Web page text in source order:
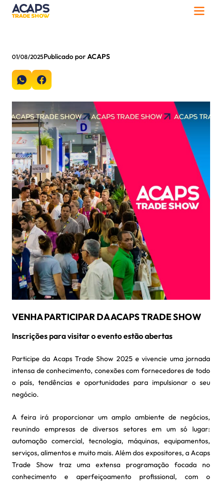
01/08/2025Publicado porACAPS
VENHA PARTICIPAR DA ACAPS TRADE SHOW
Inscrições para visitar o evento estão abertas
Participe da Acaps Trade Show 2025 e vivencie uma jornada
intensa de conhecimento, conexões com fornecedores de todo
o país, tendências e oportunidades para impulsionar o seu
negócio.
A feira irá proporcionar um amplo ambiente de negócios,
reunindo empresas de diversos setores em um só lugar:
automação comercial, tecnologia, máquinas, equipamentos,
serviços, alimentos e muito mais. Além dos expositores, a Acaps
Trade Show traz uma extensa programação focada no
conhecimento e aperfeiçoamento profissional, com o